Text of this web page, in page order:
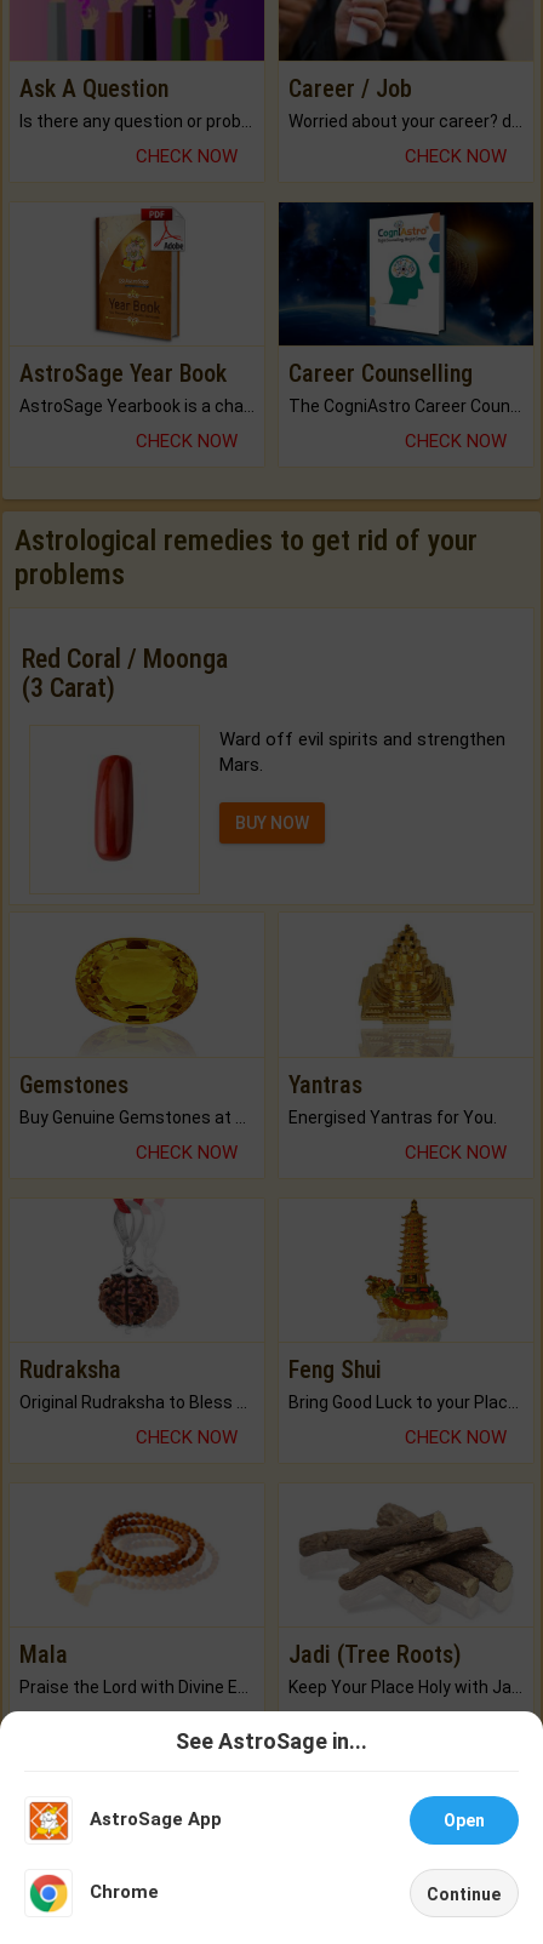
Ask A Question
Is there any question or problem lingering.
CHECK NOW
Career / Job
Worried about your career? don't know what is.
CHECK NOW
AstroSage Year Book
AstroSage Yearbook is a channel to fulfill your dreams and destiny.
CHECK NOW
Career Counselling
The CogniAstro Career Counselling Report is the most comprehensive report available on this topic.
CHECK NOW
Astrological remedies to get rid of your
problems
Red Coral / Moonga
(3 Carat)
Ward off evil spirits and strengthen
Mars.
BUY NOW
Gemstones
CHECK NOW
Yantras
Energised Yantras for You.
CHECK NOW
Rudraksha
CHECK NOW
Feng Shui
CHECK NOW
Mala Jadi (Tree Roots)
Buy Brihat Kundli
250+ pages
BUY NOW
See AstroSage in...
AstroSage App Open
Chrome Continue
Astrologer
Home Account